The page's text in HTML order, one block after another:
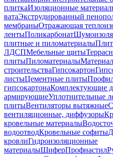
плиткаИзоляционные
ватаЭкструдированный
мембраныОтражающая
лентыПоликарбонат
плитные и пиломатериалы
ЛДСПМебельные щиты
плитыПиломатериалы
строительстваГипсокартон
листыЦементные плиты
гипсокартонаКомплектующие
армирующиеУплотнительные
плитыВентиляторы вытяжные
вентиляционные, диффузоры
кровельные материалы
водоотводКровельные софиты
кровлиГидроизоляционные
материалыШиферПрофнастил